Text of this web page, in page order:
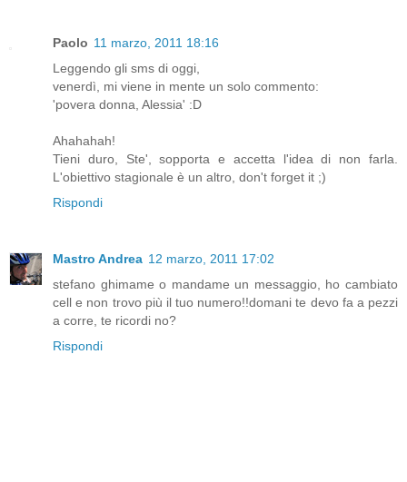
Paolo 11 marzo, 2011 18:16
Leggendo gli sms di oggi,
venerdì, mi viene in mente un solo commento:
'povera donna, Alessia' :D
Ahahahah!
Tieni duro, Ste', sopporta e accetta l'idea di non farla.
L'obiettivo stagionale è un altro, don't forget it ;)
Rispondi
Mastro Andrea 12 marzo, 2011 17:02
stefano ghimame o mandame un messaggio, ho cambiato
cell e non trovo più il tuo numero!!domani te devo fa a pezzi
a corre, te ricordi no?
Rispondi